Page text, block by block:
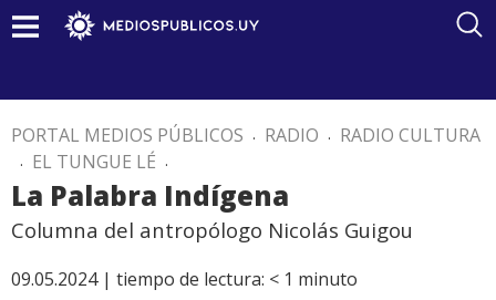
PORTAL MEDIOS PÚBLICOS . RADIO . RADIO CULTURA
. EL TUNGUE LÉ .
La Palabra Indígena
Columna del antropólogo Nicolás Guigou
09.05.2024 | tiempo de lectura: < 1 minuto